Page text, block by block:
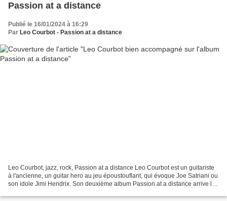
Passion at a distance
Publié le 16/01/2024 à 16:29
Par Leo Courbot - Passion at a distance
Leo Courbot, jazz, rock, Passion at a distance Leo Courbot est un guitariste
à l'ancienne, un guitar hero au jeu époustouflant, qui évoque Joe Satriani ou
son idole Jimi Hendrix. Son deuxième album Passion at a distance arrive le